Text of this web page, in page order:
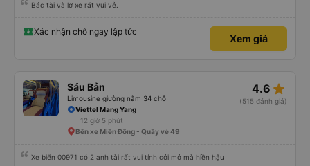
Bác tài và lơ xe rất vui vẻ.
Xác nhận chỗ ngay lập tức
Xem giá
Sáu Bản
Limousine giường nằm 34 chỗ
4.6 star_rate
(515 đánh giá)
Viettel Mang Yang
12 giờ 5 phút
Bến xe Miền Đông - Quầy vé 49
Xe biển 00971 có 2 anh tài rất vui tính cởi mở mà hiền hậu